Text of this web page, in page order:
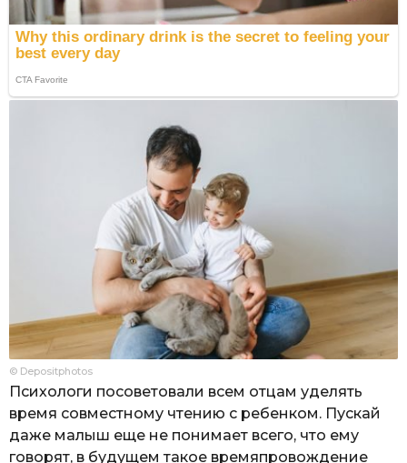
© Depositphotos
Психологи посоветовали всем отцам уделять
время совместному чтению с ребенком. Пускай
даже малыш еще не понимает всего, что ему
говорят, в будущем такое времяпровождение